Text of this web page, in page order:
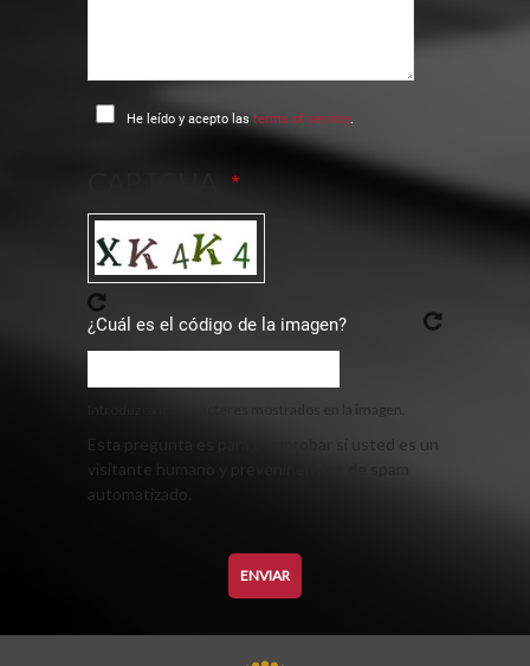
He leído y acepto las terms of service.
¿Cuál es el código de la imagen?
Introduzca los caracteres mostrados en la imagen.
Esta pregunta es para comprobar si usted es un
visitante humano y prevenir envíos de spam
automatizado.